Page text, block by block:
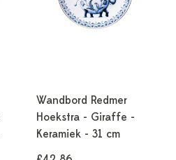
Wandbord Redmer
Hoekstra - Giraffe -
Keramiek - 31 cm